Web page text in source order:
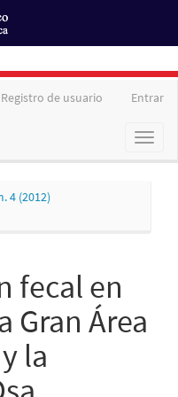
Registro de usuario Entrar
Toggle
4 (2012)
fecal en
Gran Área
la